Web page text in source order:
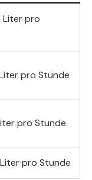
Liter pro
pro Stunde
pro Stunde
pro Stunde